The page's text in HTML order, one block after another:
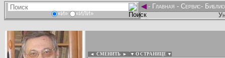
«И» «ИЛИ»
◄- Главная - Сервис-
◄ СМЕНИТЬ ► ▼ О СТРАНИЦЕ ▼